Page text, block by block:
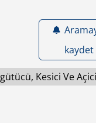
kaydet
Kesici Ve